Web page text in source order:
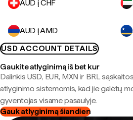
AUD į CHF
AUD į AMD
USD ACCOUNT DETAILS
Gaukite atlyginimą iš bet kur
Dalinkis USD, EUR, MXN ir BRL
atlyginimo sistemomis, kad jie galėtų
gyventojas visame pasaulyje.
Gauk atlyginimą šiandien